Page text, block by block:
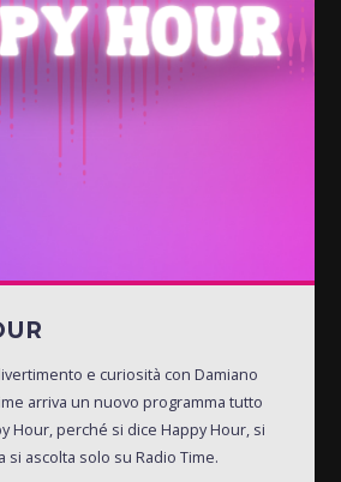
e curiosità con Damiano
arriva un nuovo programma tutto
Hour, perché si dice Happy Hour, si
si ascolta solo su Radio Time.